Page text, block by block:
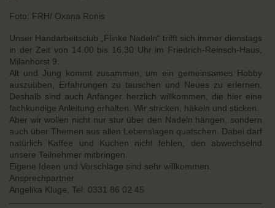
Foto: FRH/ Oxana Ronis
Unser Handarbeitsclub „Flinke Nadeln“ trifft sich immer dienstags
in der Zeit von 14.00 bis 16.30 Uhr im Friedrich-Reinsch-Haus,
Milanhorst 9.
Alt und Jung kommt zusammen, um ein gemeinsames Hobby
auszuüben, Erfahrungen zu tauschen und Neues zu erlernen.
Deshalb sind auch Anfänger herzlich willkommen, die hier eine
fachkundige Anleitung erhalten. Wir stricken, häkeln und sticken.
Aber wir wollen nicht nur stur über den Nadeln hängen, sondern
auch über Themen aus allen Lebenslagen quatschen. Dabei darf
natürlich Kaffee und Kuchen nicht fehlen, den abwechselnd
unsere Teilnehmer mitbringen.
Eigene Ideen und Vorschläge sind sehr willkommen.
Ansprechpartner
Angelika Kluge, Tel. 0331 86 02 45